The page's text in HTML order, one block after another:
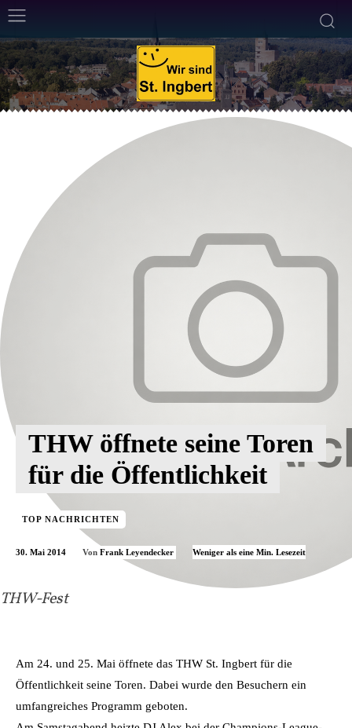
THW-Fest
THW öffnete seine Toren
für die Öffentlichkeit
TOP NACHRICHTEN
30. Mai 2014 Von Frank Leyendecker Weniger als eine Min. Lesezeit
Am 24. und 25. Mai öffnete das THW St. Ingbert für die
Öffentlichkeit seine Toren. Dabei wurde den Besuchern ein
umfangreiches Programm geboten.